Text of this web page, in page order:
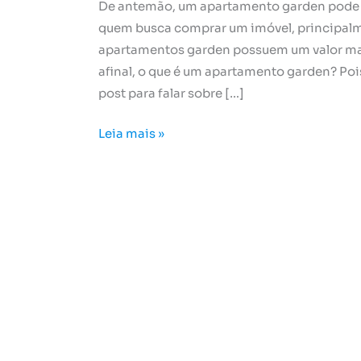
De antemão, um apartamento garden
quem busca comprar um imóvel,
apartamentos garden possuem um valor
afinal, o que é um apartamento garden?
post para falar sobre […]
Leia mais »